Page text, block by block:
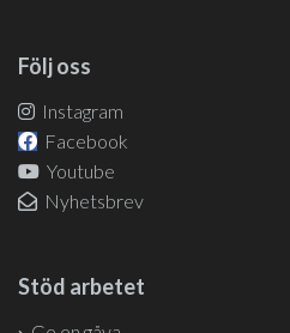
Följ oss
Instagram
Facebook
Youtube
Nyhetsbrev
Stöd arbetet